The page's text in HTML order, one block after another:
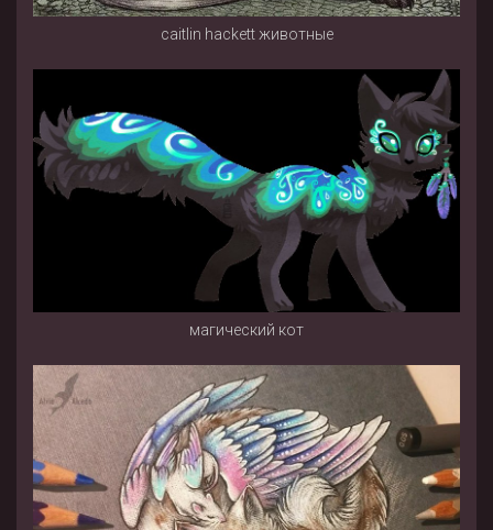
caitlin hackett животные
магический кот